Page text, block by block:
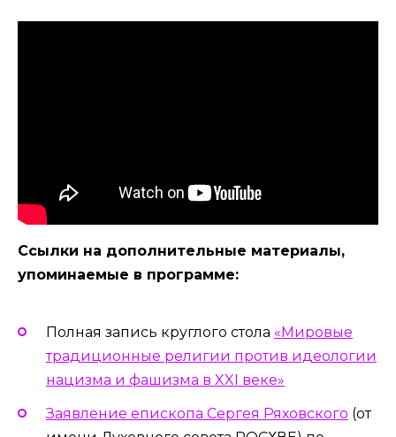
Ссылки на дополнительные материалы,
упоминаемые в программе:
Полная запись круглого стола «Мировые
традиционные религии против идеологии
нацизма и фашизма в XXI веке»
Заявление епископа Сергея Ряховского (от